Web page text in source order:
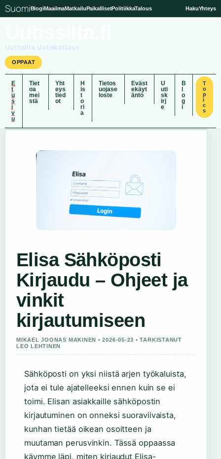
SuomiBlogiMaailmaMatkailuPaikallisetPolitiikkaTalous HakuYhteys
Uutissilta Uutiskatsaus
OPPAAT
E
t
u
s
i
v
u
Tiet
oa
mei
stä
Yht
eys
tied
ot
H
is
t
o
ri
a
Tietos
uojase
loste
Eväst
ekäyt
äntö
U
uti
sk
irj
e
B
o
g
i
T
o
p
i
c
s
Elisa Sähköposti
Kirjaudu – Ohjeet ja
vinkit
kirjautumiseen
MIKAEL JOONAS MAKINEN • 2026-05-23 • TARKISTANUT
LEO LEHTINEN
Sähköposti on yksi niistä arjen työkaluista,
jota ei tule ajatelleeksi ennen kuin se ei
toimi. Elisan asiakkaille sähköpostin
kirjautuminen on onneksi suoraviivaista,
kunhan tietää oikean osoitteen ja
muutaman perusvinkin. Tässä oppaassa
käymme läpi, miten kirjaudut Elisa-